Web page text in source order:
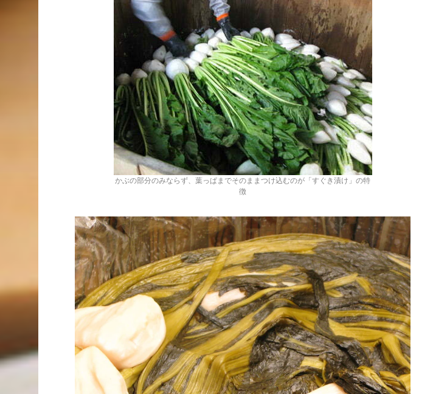
かぶの部分のみならず、葉っぱまでそのままつけ込むのが「すぐき漬け」の特
徴